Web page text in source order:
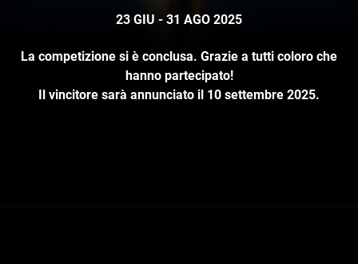
23 GIU - 31 AGO 2025
La competizione si è conclusa. Grazie a tutti coloro che
hanno partecipato!
Il vincitore sarà annunciato il 10 settembre 2025.